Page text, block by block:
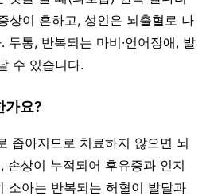
상이 흔하고, 성인은 뇌출혈로 나
두통, 반복되는 마비·언어장애, 발
수 있습니다.
가요?
좁아지므로 치료하지 않으면 뇌
손상이 누적되어 후유증과 인지
소아는 반복되는 허혈이 발달과